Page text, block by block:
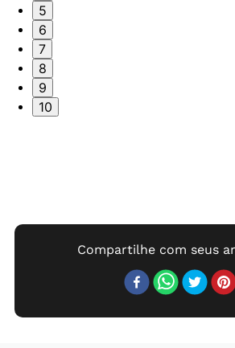
5
6
7
8
9
10